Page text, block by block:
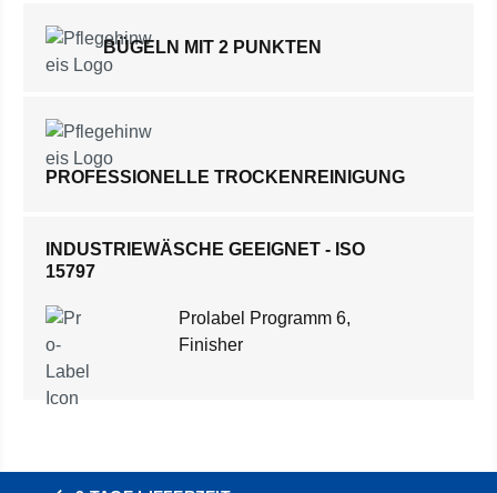
BÜGELN MIT 2 PUNKTEN
PROFESSIONELLE TROCKENREINIGUNG
INDUSTRIEWÄSCHE GEEIGNET - ISO
15797
Prolabel Programm 6,
Finisher